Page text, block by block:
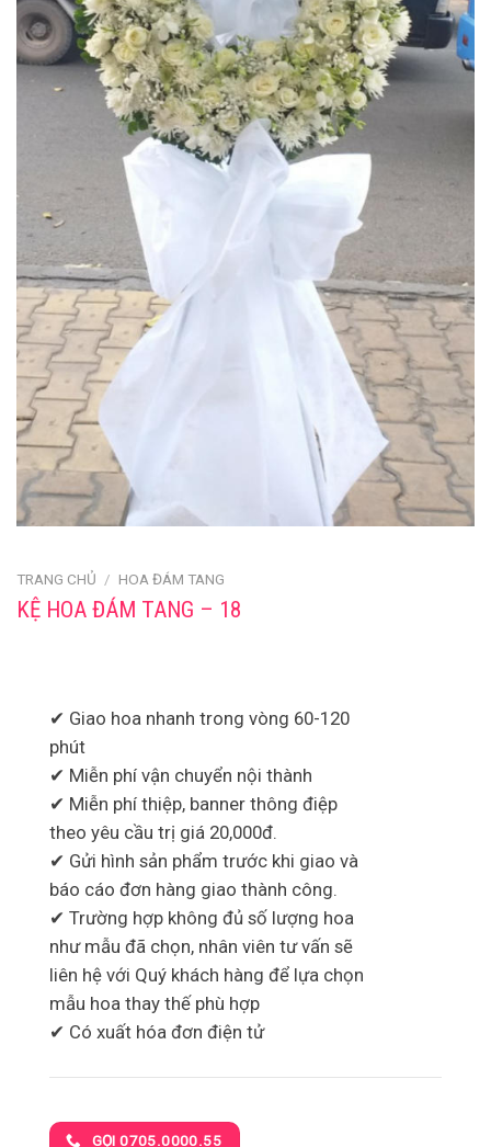
TRANG CHỦ / HOA ĐÁM TANG
KỆ HOA ĐÁM TANG – 18
✔ Giao hoa nhanh trong vòng 60-120
phút
✔ Miễn phí vận chuyển nội thành
✔ Miễn phí thiệp, banner thông điệp
theo yêu cầu trị giá 20,000đ.
✔ Gửi hình sản phẩm trước khi giao và
báo cáo đơn hàng giao thành công.
✔ Trường hợp không đủ số lượng hoa
như mẫu đã chọn, nhân viên tư vấn sẽ
liên hệ với Quý khách hàng để lựa chọn
mẫu hoa thay thế phù hợp
✔ Có xuất hóa đơn điện tử
GỌI 0705.0000.55